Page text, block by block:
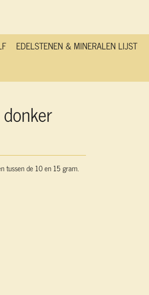
EDELSTENEN & MINERALEN LIJST
tussen de 10 en 15 gram.